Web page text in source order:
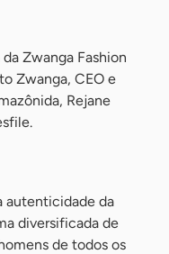
Zwanga Fashion
Zwanga, CEO e
Rejane
autenticidade da
diversificada de
de todos os